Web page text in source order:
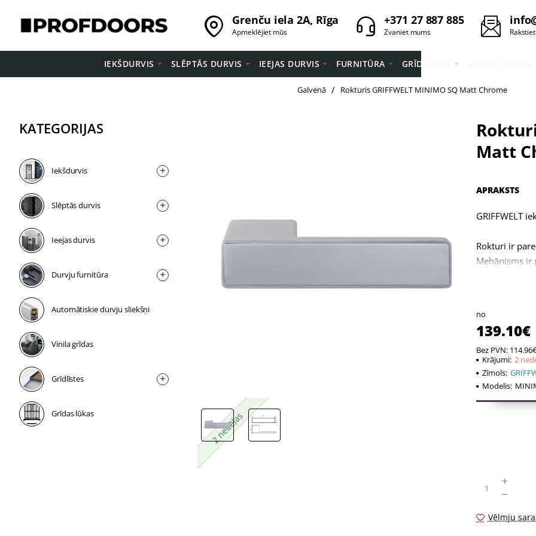
Grenču iela 2A, Rīga
Apmeklējiet mūs
+371 27 887 885
Zvaniet mums
IEKŠDURVIS SLĒPTĀS DURVIS IEEJAS DURVIS FURNITŪRA GRĪDLĪSTES
GalvenāhomeRokturis GRIFFWELT MINIMO SQ Matt Chrome
KATEGORIJAS
Iekšdurvis
Slēptās durvis
Ieejas durvis
Durvju furnitūra
Automātiskie durvju sliekšņi
Vinila grīdas
Grīdlīstes
Grīdas lūkas 2 nedēļas
2 nedēļas
Matt
APRAKSTS
GRIFFWELT
Rokturi ir
Mehānisms ir
- Rokturu
- 2 gab.
- 8x8 mm
- 2 gab M4
- 2 sešstūra
no
139.10€
Bez PVN: 114.96€
Krājumi: 2
Zīmols:
Modelis:
Vēlmju